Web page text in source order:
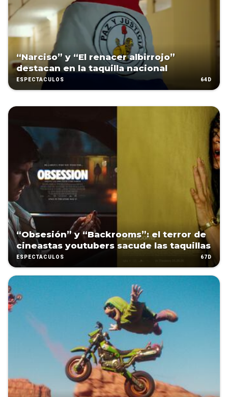
“Narciso” y “El renacer albirrojo”
destacan en la taquilla nacional
ESPECTÁCULOS 64D
“Obsesión” y “Backrooms”: el terror de
cineastas youtubers sacude las taquillas
ESPECTÁCULOS 67D